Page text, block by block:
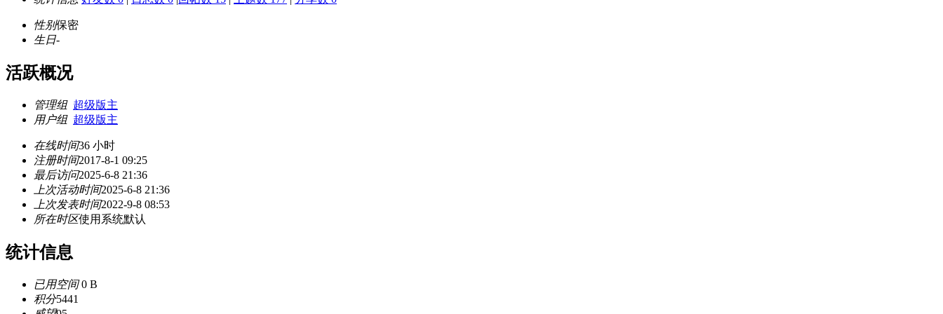
性别保密
生日-
活跃概况
管理组 超级版主
用户组 超级版主
在线时间36 小时
注册时间2017-8-1 09:25
最后访问2025-6-8 21:36
上次活动时间2025-6-8 21:36
上次发表时间2022-9-8 08:53
所在时区使用系统默认
统计信息
已用空间0 B
积分5441